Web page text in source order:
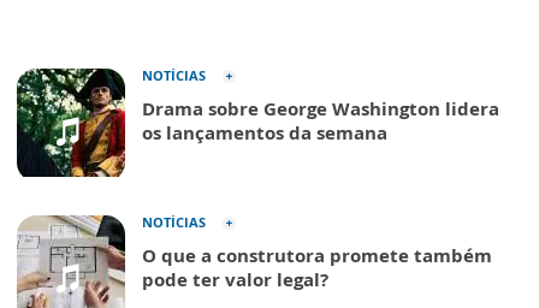
NOTÍCIAS
Drama sobre George Washington lidera
os lançamentos da semana
NOTÍCIAS
O que a construtora promete também
pode ter valor legal?